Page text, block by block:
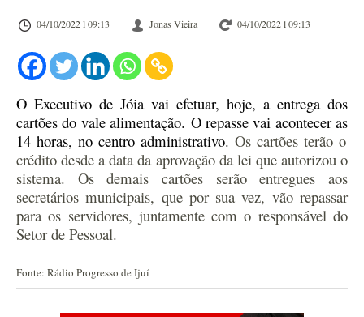
04/10/2022 l 09:13 Jonas Vieira 04/10/2022 l 09:13
O Executivo de Jóia vai efetuar, hoje, a entrega dos
cartõesdo valealimentação. O repasse vai acontecer as
14 horas, no centro administrativo. Os cartões terão o
crédito desde a data da aprovação da lei que autorizou o
sistema. Os demais cartões serão entregues aos
secretários municipais, que por sua vez, vão repassar
para os servidores, juntamente com o responsável do
Setor de Pessoal.
Fonte: Rádio Progresso de Ijuí